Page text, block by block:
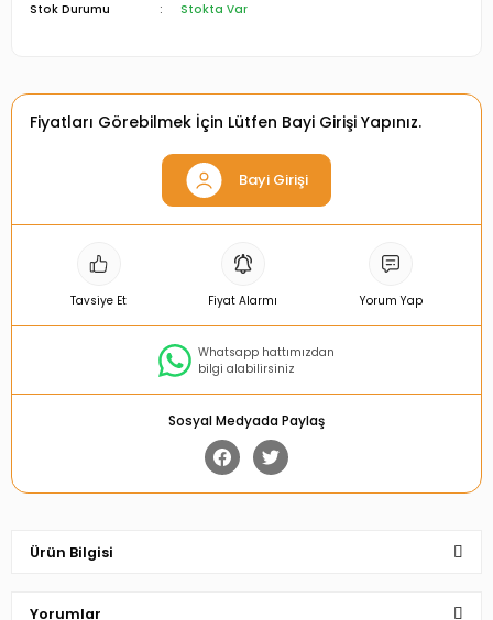
Stok Durumu
Stokta Var
Fiyatları Görebilmek İçin Lütfen Bayi Girişi Yapınız.
Bayi Girişi
Tavsiye Et Fiyat Alarmı Yorum Yap
Whatsapp hattımızdan
bilgi alabilirsiniz
Sosyal Medyada Paylaş
Ürün Bilgisi
Yorumlar